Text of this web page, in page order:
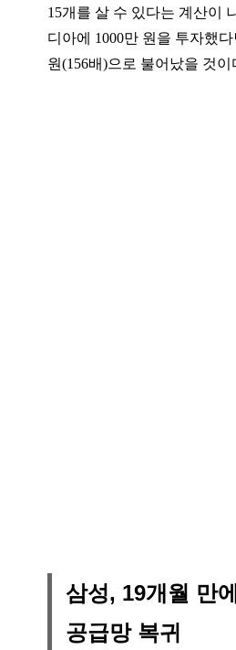
15개를 살 수 있다는 계산이
디아에 1000만 원을 투자했
원(156배)으로 불어났을 것이
삼성, 19개월 만
공급망 복귀